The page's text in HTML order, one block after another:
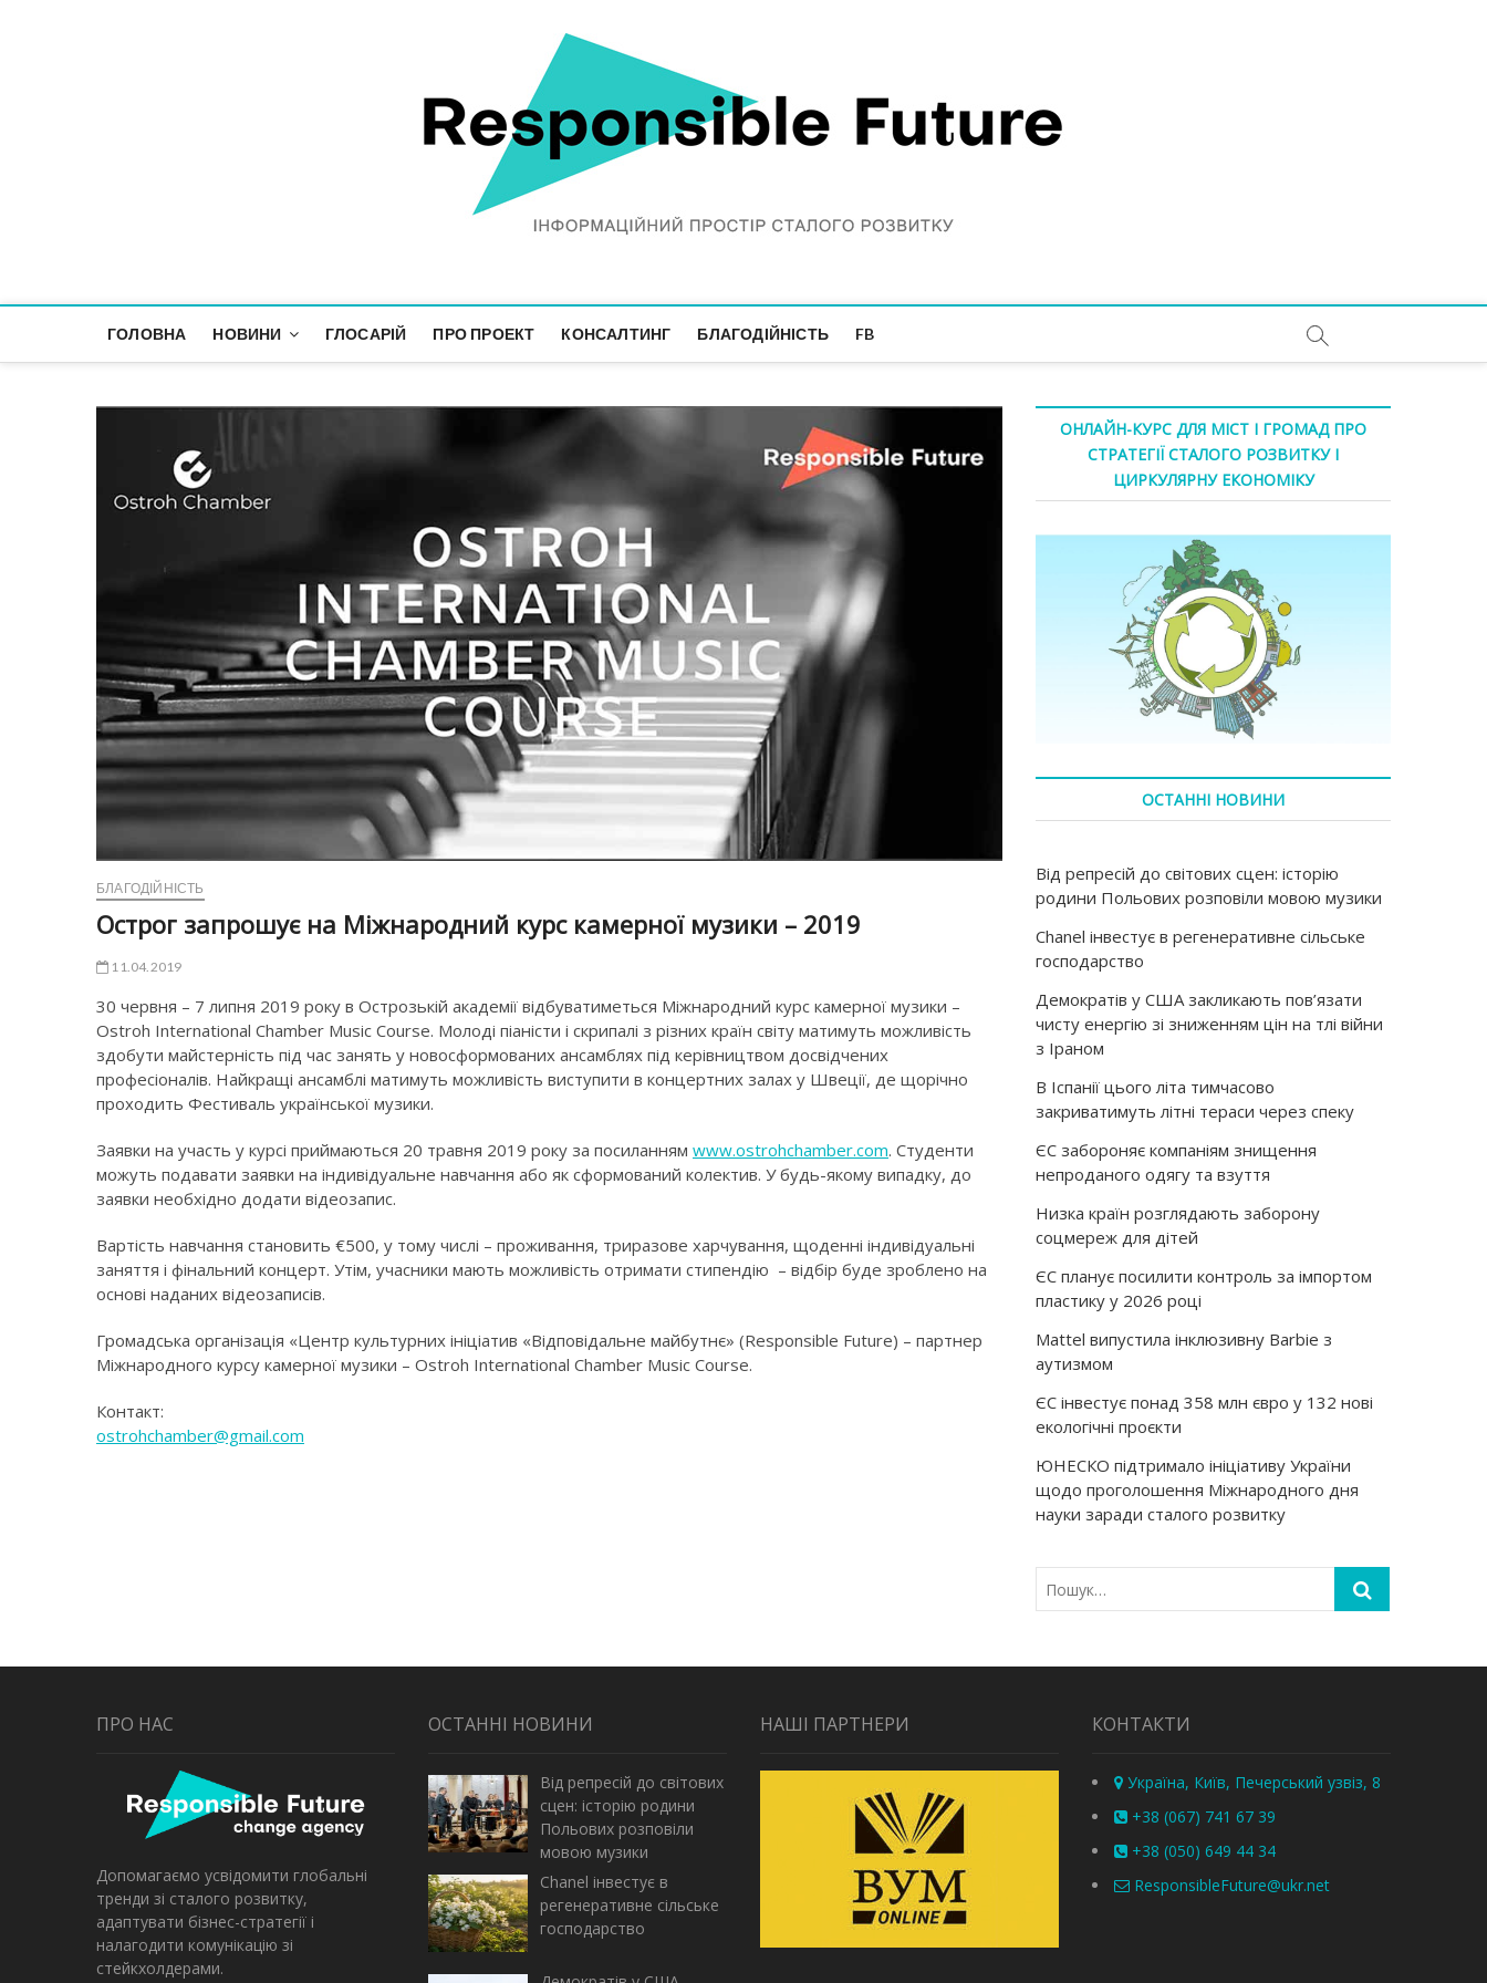
ГОЛОВНА НОВИНИ ГЛОСАРІЙ ПРО ПРОЕКТ КОНСАЛТИНГ БЛАГОДІЙНІСТЬ FB
БЛАГОДІЙНІСТЬ
Острог запрошує на Міжнародний курс камерної музики – 2019
11.04.2019
30 червня – 7 липня 2019 року в Острозькій академії відбуватиметься Міжнародний курс камерної музики –
Ostroh International Chamber Music Course. Молоді піаністи і скрипалі з різних країн світу матимуть можливість
здобути майстерність під час занять у новосформованих ансамблях під керівництвом досвідчених
професіоналів. Найкращі ансамблі матимуть можливість виступити в концертних залах у Швеції, де щорічно
проходить Фестиваль української музики.
Заявки на участь у курсі приймаються 20 травня 2019 року за посиланням www.ostrohchamber.com. Студенти
можуть подавати заявки на індивідуальне навчання або як сформований колектив. У будь-якому випадку, до
заявки необхідно додати відеозапис.
Вартість навчання становить €500, у тому числі – проживання, триразове харчування, щоденні індивідуальні
заняття і фінальний концерт. Утім, учасники мають можливість отримати стипендію – відбір буде зроблено на
основі наданих відеозаписів.
Громадська організація «Центр культурних ініціатив «Відповідальне майбутнє» (Responsible Future) – партнер
Міжнародного курсу камерної музики – Ostroh International Chamber Music Course.
Контакт:
ostrohchamber@gmail.com
ОНЛАЙН-КУРС ДЛЯ МІСТ І ГРОМАД ПРО
СТРАТЕГІЇ СТАЛОГО РОЗВИТКУ І
ЦИРКУЛЯРНУ ЕКОНОМІКУ
ОСТАННІ НОВИНИ
Від репресій до світових сцен: історію
родини Польових розповіли мовою музики
Chanel інвестує в регенеративне сільське
господарство
Демократів у США закликають пов’язати
чисту енергію зі зниженням цін на тлі війни
з Іраном
В Іспанії цього літа тимчасово
закриватимуть літні тераси через спеку
ЄС забороняє компаніям знищення
непроданого одягу та взуття
Низка країн розглядають заборону
соцмереж для дітей
ЄС планує посилити контроль за імпортом
пластику у 2026 році
Mattel випустила інклюзивну Barbie з
аутизмом
ЄС інвестує понад 358 млн євро у 132 нові
екологічні проєкти
ЮНЕСКО підтримало ініціативу України
щодо проголошення Міжнародного дня
науки заради сталого розвитку
ПРО НАС
Допомагаємо усвідомити глобальні
тренди зі сталого розвитку,
адаптувати бізнес-стратегії і
налагодити комунікацію зі
стейкхолдерами.
ОСТАННІ НОВИНИ
Від репресій до світових
сцен: історію родини
Польових розповіли
мовою музики
Chanel інвестує в
регенеративне сільське
господарство
НАШІ ПАРТНЕРИ КОНТАКТИ
Україна, Київ, Печерський узвіз, 8
+38 (067) 741 67 39
+38 (050) 649 44 34
ResponsibleFuture@ukr.net